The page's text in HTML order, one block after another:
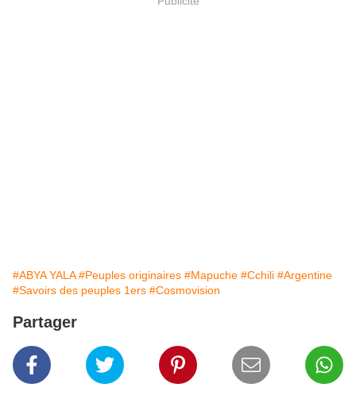
#ABYA YALA #Peuples originaires #Mapuche #Cchili #Argentine
#Savoirs des peuples 1ers #Cosmovision
Partager